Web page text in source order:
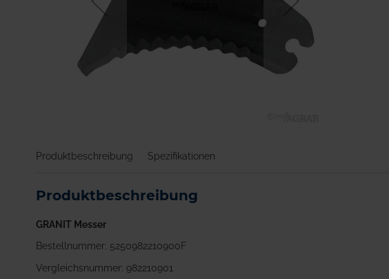
der
springen
Produktbeschreibung Spezifikationen
Produktbeschreibung
GRANIT Messer
Bestellnummer: 5250982210900F
Vergleichsnummer: 982210901